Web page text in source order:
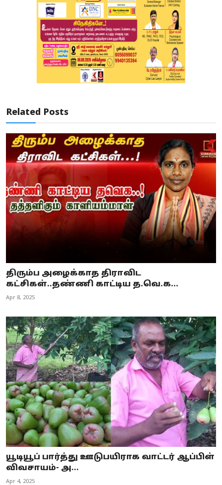
Related Posts
திரும்ப அழைக்காத திராவிட
கட்சிகள்..தண்ணி காட்டிய த.வெ.க...
Apr 8, 2025
யூடியூப் பார்த்து ஊடுபயிராக வாட்டர் ஆப்பிள்
விவசாயம்- அ...
Apr 4, 2025